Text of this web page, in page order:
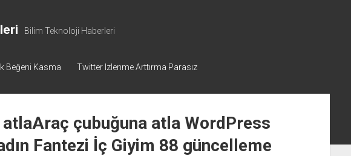
Bilim Teknoloji Haberleri
Beğeni Kasma Twitter Izlenme Arttırma Parasız
çubuğuna atla WordPress
Fantezi İç Giyim 88 güncelleme